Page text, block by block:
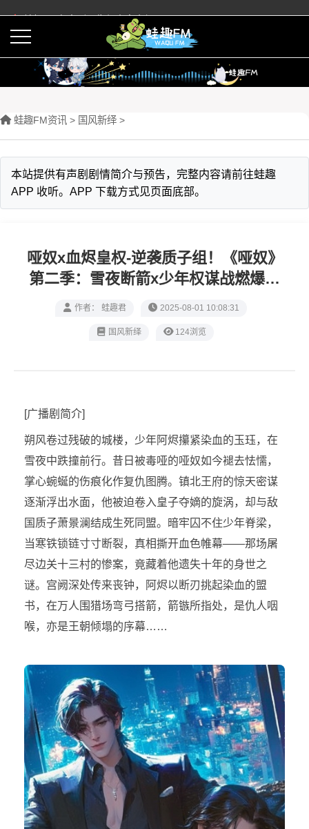
蛙趣FM有声剧预告与内容介绍
蛙趣FM资讯 > ‌国风新绎 >
本站提供有声剧剧情简介与预告，完整内容请前往蛙趣
APP 收听。APP 下载方式见页面底部。
哑奴x血烬皇权-逆袭质子组！《哑奴》
第二季：雪夜断箭x少年权谋战燃爆古
风圈
作者： 蛙趣君 2025-08-01 10:08:31
‌国风新绎 124浏览
[广播剧简介]
朔风卷过残破的城楼，少年阿烬攥紧染血的玉珏，在
雪夜中跌撞前行。昔日被毒哑的哑奴如今褪去怯懦，
掌心蜿蜒的伤痕化作复仇图腾。镇北王府的惊天密谋
逐渐浮出水面，他被迫卷入皇子夺嫡的旋涡，却与敌
国质子萧景澜结成生死同盟。暗牢囚不住少年脊梁，
当寒铁锁链寸寸断裂，真相撕开血色帷幕——那场屠
尽边关十三村的惨案，竟藏着他遗失十年的身世之
谜。宫阙深处传来丧钟，阿烬以断刃挑起染血的盟
书，在万人围猎场弯弓搭箭，箭镞所指处，是仇人咽
喉，亦是王朝倾塌的序幕……